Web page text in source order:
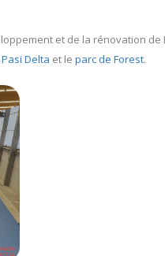
et de la rénovation de
Delta et leparc de Forest.